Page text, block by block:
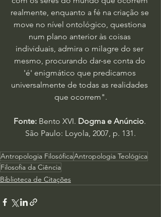
realmente, enquanto a fé na criação se
move no nível ontológico, questiona
num plano anterior às coisas
individuais, admira o milagre do ser
mesmo, procurando dar-se conta do
'é' enigmático que predicamos
universalmente de todas as realidades
que ocorrem".
Fonte: Bento XVI. Dogma e Anúncio.
São Paulo: Loyola, 2007, p. 131.
Antropologia FilosóficaAntropologia Teológica
Filosofia da Ciência
Biblioteca de Citações